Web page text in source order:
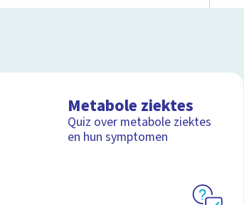
Metabole ziektes
Quiz over metabole ziektes
en hun symptomen